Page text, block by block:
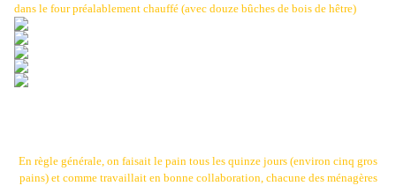
dans le four préalablement chauffé (avec douze bûches de bois de hêtre)
En règle générale, on faisait le pain tous les quinze jours (environ cinq gros
pains) et comme travaillait en bonne collaboration, chacune des ménagères